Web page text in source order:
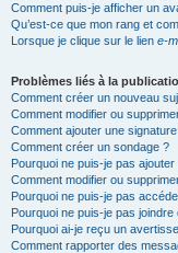
Comment puis-je afficher un
Qu’est-ce que mon rang et
Lorsque je clique sur le lien e-
Problèmes liés à la
Comment créer un nouveau
Comment modifier ou
Comment ajouter une
Comment créer un sondage ?
Pourquoi ne puis-je pas
Comment modifier ou
Pourquoi ne puis-je pas
Pourquoi ne puis-je pas
Pourquoi ai-je reçu un
Comment rapporter des